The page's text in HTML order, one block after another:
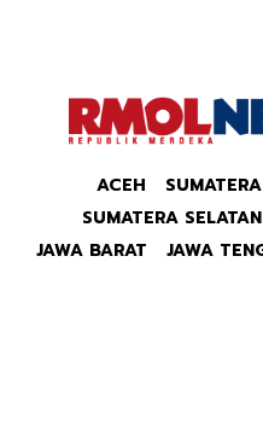
ACEH
SUMATERA SELATAN
JAWA BARAT
JAWA